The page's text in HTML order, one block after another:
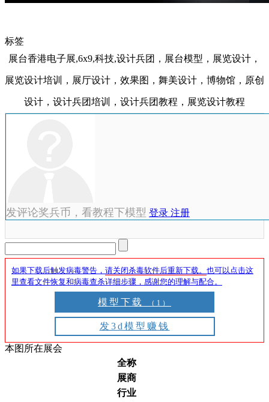
标签
展台香港电子展,6x9,科技,设计兵团，展台模型，展览设计，
展览设计培训，展厅设计，效果图，舞美设计，博物馆，原创
设计，设计兵团培训，设计兵团教程，展览设计教程
发评论奖兵币，看教程下模型 登录 注册
如果下载后触发病毒警告， 请关闭杀毒软件后重新下载。 也可以点击这
里查看文件恢复和病毒查杀详细步骤，感谢您的理解与配合。
模型下载 （1）
发3d模型赚钱
本图所在展会
全称
展商
行业